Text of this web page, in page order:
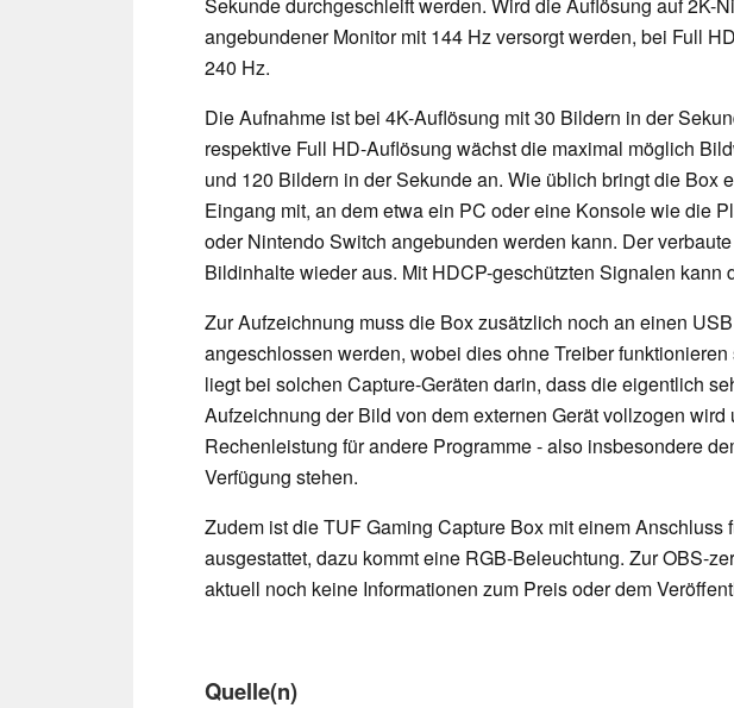
angebundener Monitor mit 144 Hz versorgt werden, bei Full
240 Hz.
Die Aufnahme ist bei 4K-Auflösung mit 30 Bildern in der
respektive Full HD-Auflösung wächst die maximal möglich
und 120 Bildern in der Sekunde an. Wie üblich bringt die Box
Eingang mit, an dem etwa ein PC oder eine Konsole wie die
oder Nintendo Switch angebunden werden kann. Der
Bildinhalte wieder aus. Mit HDCP-geschützten Signalen kann
Zur Aufzeichnung muss die Box zusätzlich noch an einen
angeschlossen werden, wobei dies ohne Treiber
liegt bei solchen Capture-Geräten darin, dass die eigentlich
Aufzeichnung der Bild von dem externen Gerät vollzogen
Rechenleistung für andere Programme - also insbesondere
Verfügung stehen.
Zudem ist die TUF Gaming Capture Box mit einem Anschluss
ausgestattet, dazu kommt eine RGB-Beleuchtung. Zur OBS-
aktuell noch keine Informationen zum Preis oder dem
Quelle(n)